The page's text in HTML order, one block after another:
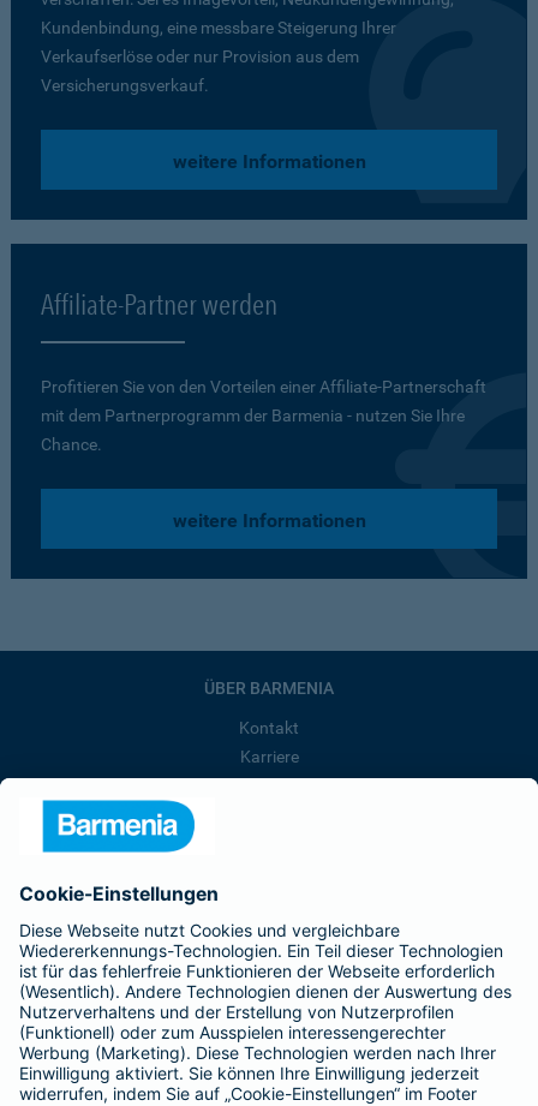
Kundenbindung, eine messbare Steigerung Ihrer
Verkaufserlöse oder nur Provision aus dem
Versicherungsverkauf.
weitere Informationen
Affiliate-Partner werden
Profitieren Sie von den Vorteilen einer Affiliate-Partnerschaft
mit dem Partner­programm der Barmenia - nutzen Sie Ihre
Chance.
weitere Informationen
ÜBER BARMENIA
Kontakt
Karriere
Barmenia ist Teil der BarmeniaGothaer
BELIEBTE SEITEN
Kranken-Zusatzversicherung
Tierversicherungen
Haftpflichtversicherung
Hausratversicherung